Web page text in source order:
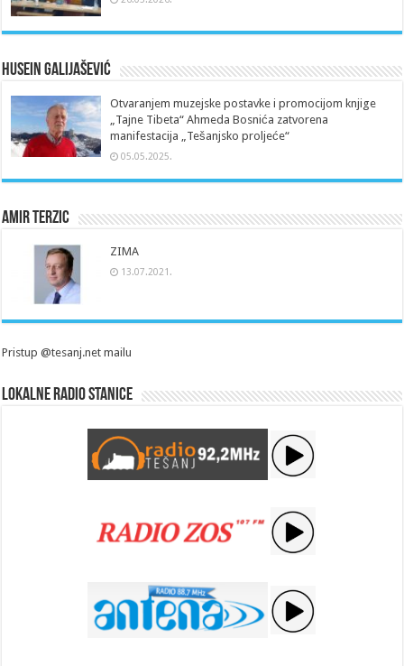
Husein Galijašević
Otvaranjem muzejske postavke i promocijom knjige
„Tajne Tibeta“ Ahmeda Bosnića zatvorena
manifestacija „Tešanjsko proljeće“
05.05.2025.
Amir Terzic
ZIMA
13.07.2021.
Pristup @tesanj.net mailu
Lokalne radio stanice